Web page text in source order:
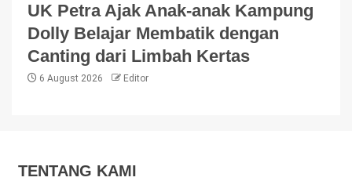
UK Petra Ajak Anak-anak Kampung
Dolly Belajar Membatik dengan
Canting dari Limbah Kertas
6 August 2026 Editor
TENTANG KAMI